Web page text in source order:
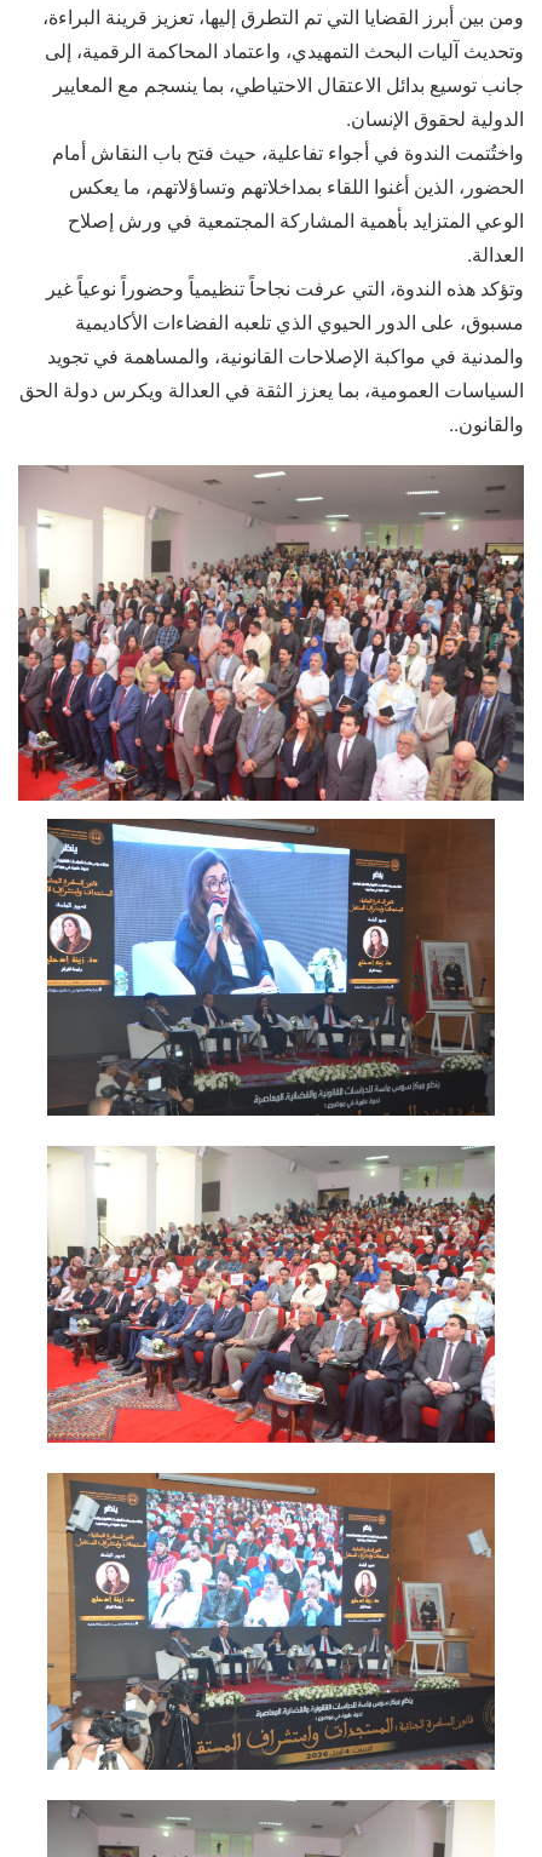
ومن بين أبرز القضايا التي تم التطرق إليها، تعزيز قرينة البراءة،
وتحديث آليات البحث التمهيدي، واعتماد المحاكمة الرقمية، إلى
جانب توسيع بدائل الاعتقال الاحتياطي، بما ينسجم مع المعايير
الدولية لحقوق الإنسان.
واختُتمت الندوة في أجواء تفاعلية، حيث فتح باب النقاش أمام
الحضور، الذين أغنوا اللقاء بمداخلاتهم وتساؤلاتهم، ما يعكس
الوعي المتزايد بأهمية المشاركة المجتمعية في ورش إصلاح
العدالة.
وتؤكد هذه الندوة، التي عرفت نجاحاً تنظيمياً وحضوراً نوعياً غير
مسبوق، على الدور الحيوي الذي تلعبه الفضاءات الأكاديمية
والمدنية في مواكبة الإصلاحات القانونية، والمساهمة في تجويد
السياسات العمومية، بما يعزز الثقة في العدالة ويكرس دولة الحق
والقانون..